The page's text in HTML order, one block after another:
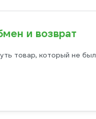
и возврат
товар, который не был